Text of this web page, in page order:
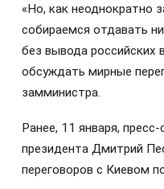
«Но, как неоднократно
собираемся отдавать
без вывода российских
обсуждать мирные
замминистра.
Ранее, 11 января,
президента Дмитрий
переговоров с Киевом